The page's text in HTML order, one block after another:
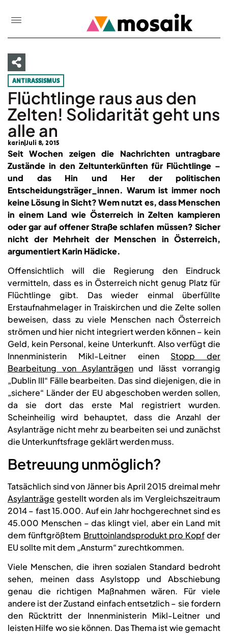
ANTIRASSISMUS
Flüchtlinge raus aus den
Zelten! Solidarität geht uns
alle an
karin Juli 8, 2015
Seit Wochen zeigen die Nachrichten untragbare
Zustände in den Zeltunterkünften für Flüchtlinge –
und das Hin und Her der politischen
Entscheidungsträger_innen. Warum ist immer noch
keine Lösung in Sicht? Wem nutzt es, dass Menschen
in einem Land wie Österreich in Zelten kampieren
oder gar auf offener Straße schlafen müssen? Sicher
nicht der Mehrheit der Menschen in Österreich,
argumentiert Karin Hädicke.
Offensichtlich will die Regierung den Eindruck
vermitteln, dass es in Österreich nicht genug Platz für
Flüchtlinge gibt. Das wieder einmal überfüllte
Erstaufnahmelager in Traiskirchen und die Zelte sollen
beweisen, dass zu viele Menschen nach Österreich
strömen und hier nicht integriert werden können – kein
Geld, kein Personal, keine Unterkunft. Also verfügt die
Innenministerin Mikl-Leitner einen Stopp der
Bearbeitung von Asylanträgenund lässt vorrangig
„Dublin III“ Fälle bearbeiten. Das sind diejenigen, die in
„sichere“ Länder der EU abgeschoben werden sollen,
da sie dort das erste Mal registriert wurden.
Scheinheilig wird behauptet, dass die Anzahl der
Asylanträge nicht mehr zu bearbeiten sei und zunächst
die Unterkunftsfrage geklärt werden muss.
Betreuung unmöglich?
Tatsächlich sind von Jänner bis April 2015 dreimal mehr
Asylanträge gestellt worden als im Vergleichszeitraum
2014 – fast 15.000. Auf ein Jahr hochgerechnet sind es
45.000 Menschen – das klingt viel, aber ein Land mit
dem fünftgrößtem Bruttoinlandsprodukt pro Kopfder
EU sollte mit dem „Ansturm“ zurechtkommen.
Viele Menschen, die ihren sozialen Standard bedroht
sehen, meinen dass Asylstopp und Abschiebung
genau die richtigen Maßnahmen wären. Für viele
andere ist der Zustand einfach entsetzlich – sie fordern
den Rücktritt der Innenministerin Mikl-Leitner und
leisten Hilfe wo sie können. Das Thema ist wie gemacht